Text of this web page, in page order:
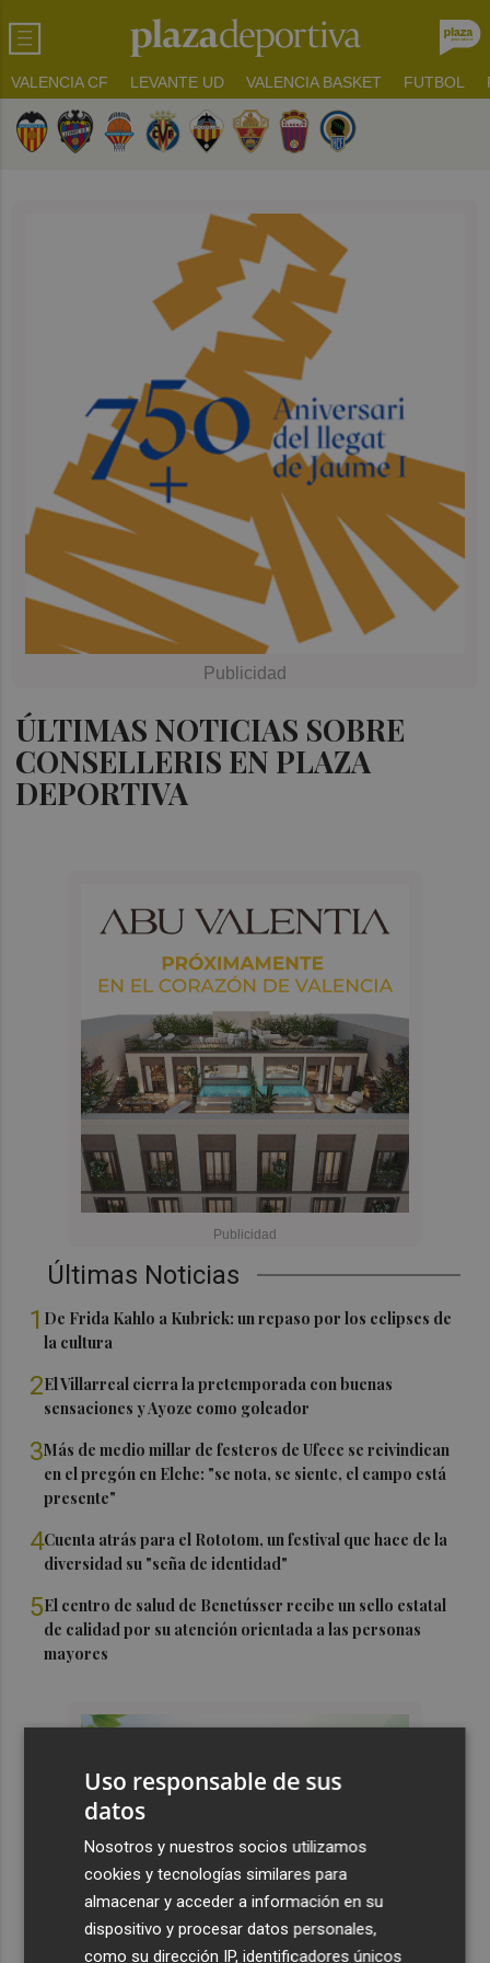
VALENCIA CF LEVANTE UD VALENCIA BASKET FUTBOL
ÚLTIMAS NOTICIAS SOBRE
CONSELLERIS EN PLAZA
DEPORTIVA
Últimas Noticias
1 De Frida Kahlo a Kubrick: un repaso por los eclipses de
la cultura
2El Villarreal cierra la pretemporada con buenas
sensaciones y Ayoze como goleador
3Más de medio millar de festeros de Ufece se reivindican
en el pregón en Elche: "se nota, se siente, el campo está
presente"
4Cuenta atrás para el Rototom, un festival que hace de la
diversidad su "seña de identidad"
5El centro de salud de Benetússer recibe un sello estatal
de calidad por su atención orientada a las personas
mayores
Uso responsable de sus
datos
Nosotros y nuestros socios utilizamos
cookies y tecnologías similares para
almacenar y acceder a información en su
dispositivo y procesar datos personales,
como su dirección IP, identificadores únicos